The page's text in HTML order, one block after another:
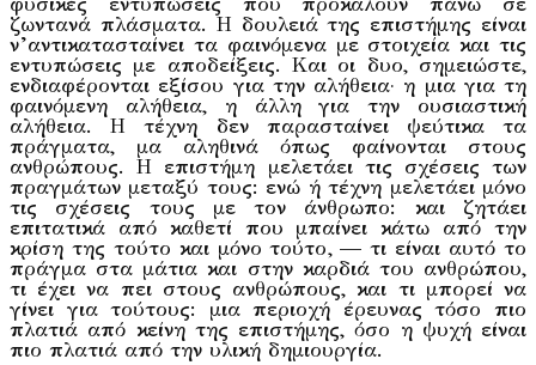
ζωντανά πλάσματα. H δουλειά της επιστήμης είναι
ν’αντικατασταίνει τα φαινόμενα με στοιχεία και τις
εντυπώσεις με αποδείξεις. Και οι δυο, σημειώστε,
ενδιαφέρονται εξίσου για την αλήθεια· η μια για τη
φαινόμενη αλήθεια, η άλλη για την ουσιαστική
αλήθεια. H τέχνη δεν παρασταίνει ψεύτικα τα
πράγματα, μα αληθινά όπως φαίνονται στους
ανθρώπους. Η επιστήμη μελετάει τις σχέσεις των
πραγμάτων μεταξύ τους: ενώ ή τέχνη μελετάει μόνο
τις σχέσεις τους με τον άνθρωπο: και ζητάει
επιτατικά από καθετί που μπαίνει κάτω από την
κρίση της τούτο και μόνο τούτο, — τι είναι αυτό το
πράγμα στα μάτια και στην καρδιά του ανθρώπου,
τι έχει να πει στους ανθρώπους, και τι μπορεί να
γίνει για τούτους: μια περιοχή έρευνας τόσο πιο
πλατιά από κείνη της επιστήμης, όσο η ψυχή είναι
πιο πλατιά από την υλική δημιουργία.